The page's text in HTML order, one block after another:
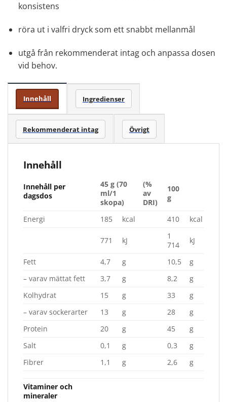
konsistens
röra ut i valfri dryck som ett snabbt mellanmål
utgå från rekommenderat intag och anpassa dosen
vid behov.
Innehåll Ingredienser
Rekommenderat intag Övrigt
Innehåll
Innehåll per
dagsdos
45 g (70
ml/1
skopa)
(%
av
DRI)
100
g
Energi 185 kcal 410 kcal
771 kJ
1
714
kJ
Fett 4,7 g 10,5
g
– varav mättat fett
3,7 g 8,2
g
Kolhydrat
15 g 33
g
– varav sockerarter
13 g 28
g
Protein
20 g 45
g
Salt
0,1 g 0,3
g
Fibrer
1,1 g 2,6 g
Vitaminer och
mineraler